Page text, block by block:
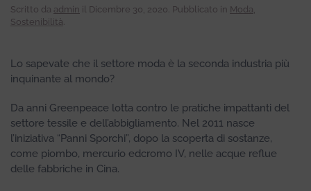
Scritto da admin il Dicembre 30, 2020. Pubblicato in Moda,
Sostenibilità.
Lo sapevate che il settore moda è la seconda industria più
inquinante al mondo?
Da anni Greenpeace lotta contro le pratiche impattanti del
settore tessile e dell’abbigliamento. Nel 2011 nasce
l’iniziativa “Panni Sporchi”, dopo la scoperta di sostanze,
come piombo, mercurio edcromo IV, nelle acque reflue
delle fabbriche in Cina.